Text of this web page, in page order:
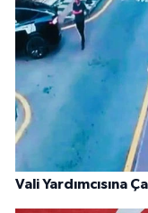
Vali Yardımcısına